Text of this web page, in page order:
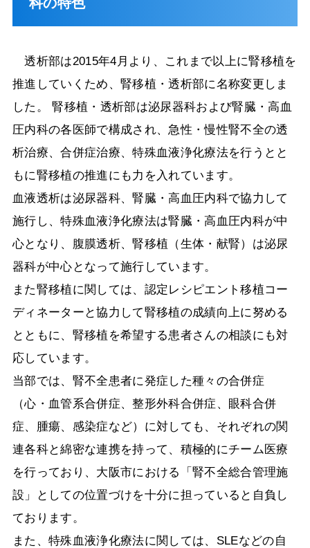
透析部は2015年4月より、これまで以上に腎移植を
推進していくため、腎移植・透析部に名称変更しま
した。 腎移植・透析部は泌尿器科および腎臓・高血
圧内科の各医師で構成され、急性・慢性腎不全の透
析治療、合併症治療、特殊血液浄化療法を行うとと
もに腎移植の推進にも力を入れています。
血液透析は泌尿器科、腎臓・高血圧内科で協力して
施行し、特殊血液浄化療法は腎臓・高血圧内科が中
心となり、腹膜透析、腎移植（生体・献腎）は泌尿
器科が中心となって施行しています。
また腎移植に関しては、認定レシピエント移植コー
ディネーターと協力して腎移植の成績向上に努める
とともに、腎移植を希望する患者さんの相談にも対
応しています。
当部では、腎不全患者に発症した種々の合併症
（心・血管系合併症、整形外科合併症、眼科合併
症、腫瘍、感染症など）に対しても、それぞれの関
連各科と綿密な連携を持って、積極的にチーム医療
を行っており、大阪市における「腎不全総合管理施
設」としての位置づけを十分に担っていると自負し
ております。
また、特殊血液浄化療法に関しては、SLEなどの自